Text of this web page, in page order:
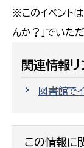
※このイベント
んか？」でいた
関連情報リ
図書館で
この情報に